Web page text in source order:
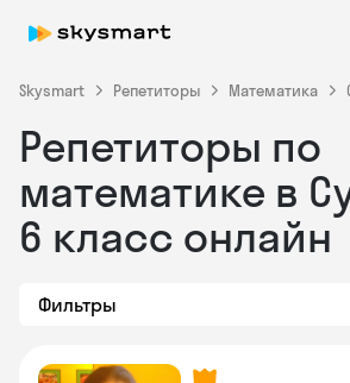
Skysmart Репетиторы Математика
Репетиторы по
математике в
6 класс онлайн
ФильтрыSkysmart Chat